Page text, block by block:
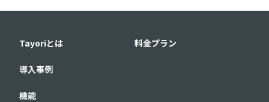
Tayoriとは 料金プラン
導入事例
機能